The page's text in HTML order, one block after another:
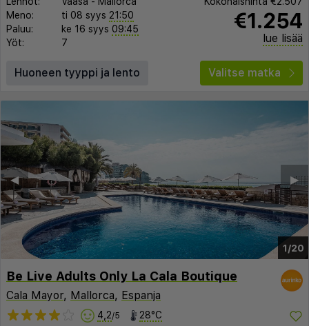
Meno:
ti 08 syys 21:50
Paluu:
ke 16 syys 09:45
Yöt:
7
€1.254
lue lisää
Huoneen tyyppi ja lento Valitse matka
1/20
▶︎
◀︎
Be Live Adults Only La Cala Boutique
Cala Mayor, Mallorca, Espanja
4,2/5 28°C